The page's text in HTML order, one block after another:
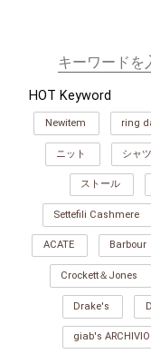
HOT Keyword
Newitem ring
ニット シャツ
ストール
Settefili Cashmere
ACATE Barbour
Crockett＆Jones
Drake's
giab's ARCHIVIO